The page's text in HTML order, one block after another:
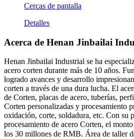
Cercas de pantalla
Detalles
Acerca de Henan Jinbailai
Henan Jinbailai Industrial se ha
acero corten durante más de 10 años.
logrado avances y desarrollo
corten a través de una dura lucha. El
de Corten, placas de acero, tuberías,
Corten personalizadas y procesamiento
oxidación, corte, soldadura, etc. Con su
procesamiento de acero Corten, el
los 30 millones de RMB. Área de taller